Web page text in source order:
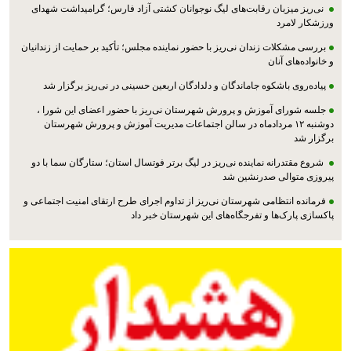
نی‌ریز میزبان رقابت‌های لیگ نوجوانان کشتی آزاد فارس؛ گرامیداشت شهدای
ورزشکار لامرد
بررسی مشکلات زندان نی‌ریز با حضور نماینده مجلس؛ تأکید بر حمایت از زندانیان
و خانواده‌های آنان
پیاده‌روی باشکوه جاماندگان و دلدادگان اربعین حسینی در نی‌ریز برگزار شد
جلسه شورای آموزش و پرورش شهرستان نی‌ریز با حضور اعضای این شورا ،
دوشنبه ۱۲ مردادماه در سالن اجتماعات مدیریت آموزش و پرورش شهرستان
برگزار شد
شروع مقتدرانه نماینده نی‌ریز در لیگ برتر فوتسال استان؛ ستارگان سما با دو
پیروزی متوالی صدرنشین شد
فرمانده انتظامی شهرستان نی‌ریز از تداوم اجرای طرح ارتقای امنیت اجتماعی و
پاکسازی پارک‌ها و تفرجگاه‌های این شهرستان خبر داد